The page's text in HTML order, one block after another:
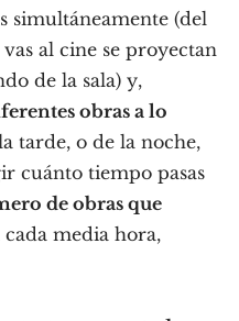
simultáneamente (del
al cine se proyectan
de la sala) y,
obras a lo
tarde, o de la noche,
cuánto tiempo pasas
de obras que
cada media hora,